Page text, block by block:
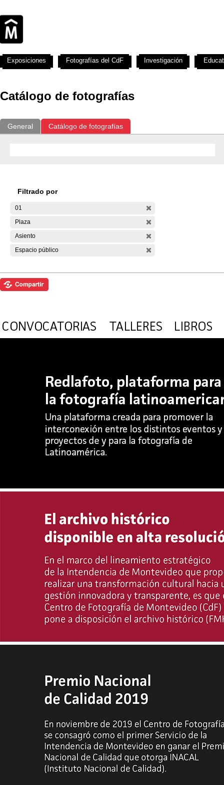
Catálogo de fotografías
General Catálogo de fotografías
Filtrado por
01
Plaza
Asiento
Espacio público
Exposiciones Fotografías del CdF Investigación